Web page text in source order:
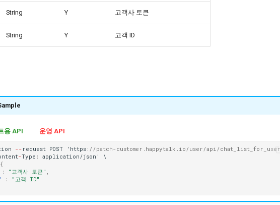
String Y 고객사 토큰
String Y 고객 ID
용 API 운영 API
ion -- request POST 'https : //patch-customer.happytalk.io/user/api/
ntent-Type : application/json '
\
{
: "고객사 토큰" ,
:
"고객 ID"